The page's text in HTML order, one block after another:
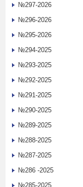
№297-2026
№296-2026
№295-2026
№294-2025
№293-2025
№292-2025
№291-2025
№290-2025
№289-2025
№288-2025
№287-2025
№286 -2025
№285-2025